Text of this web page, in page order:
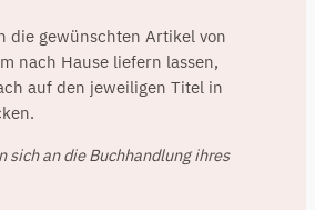
die gewünschten Artikel von
nach Hause liefern lassen,
auf den jeweiligen Titel in
sich an die Buchhandlung ihres